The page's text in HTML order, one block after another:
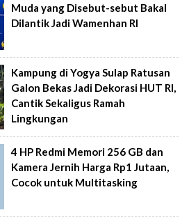
Muda yang Disebut-sebut Bakal
Dilantik Jadi Wamenhan RI
Kampung di Yogya Sulap Ratusan
Galon Bekas Jadi Dekorasi HUT RI,
Cantik Sekaligus Ramah
Lingkungan
4 HP Redmi Memori 256 GB dan
Kamera Jernih Harga Rp1 Jutaan,
Cocok untuk Multitasking